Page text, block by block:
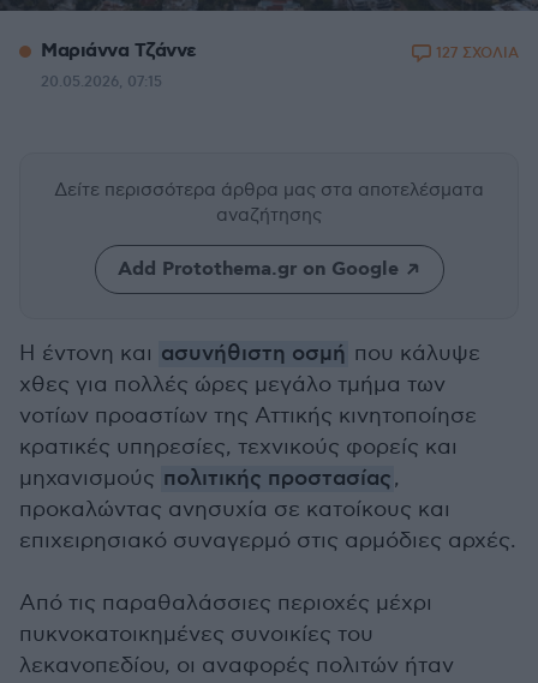
Μαριάννα Τζάννε
20.05.2026, 07:15
127 ΣΧΟΛΙΑ
Δείτε περισσότερα άρθρα μας στα αποτελέσματα
αναζήτησης
Add Protothema.gr on Google
Η έντονη και ασυνήθιστη οσμή που κάλυψε
χθες για πολλές ώρες μεγάλο τμήμα των
νοτίων προαστίων της Αττικής κινητοποίησε
κρατικές υπηρεσίες, τεχνικούς φορείς και
μηχανισμούς πολιτικής προστασίας,
προκαλώντας ανησυχία σε κατοίκους και
επιχειρησιακό συναγερμό στις αρμόδιες αρχές.
Από τις παραθαλάσσιες περιοχές μέχρι
πυκνοκατοικημένες συνοικίες του
λεκανοπεδίου, οι αναφορές πολιτών ήταν